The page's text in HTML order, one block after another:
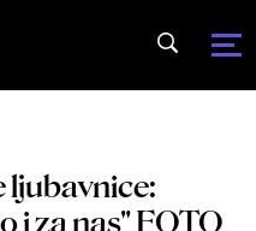
ljubavnice:
i za nas" FOTO